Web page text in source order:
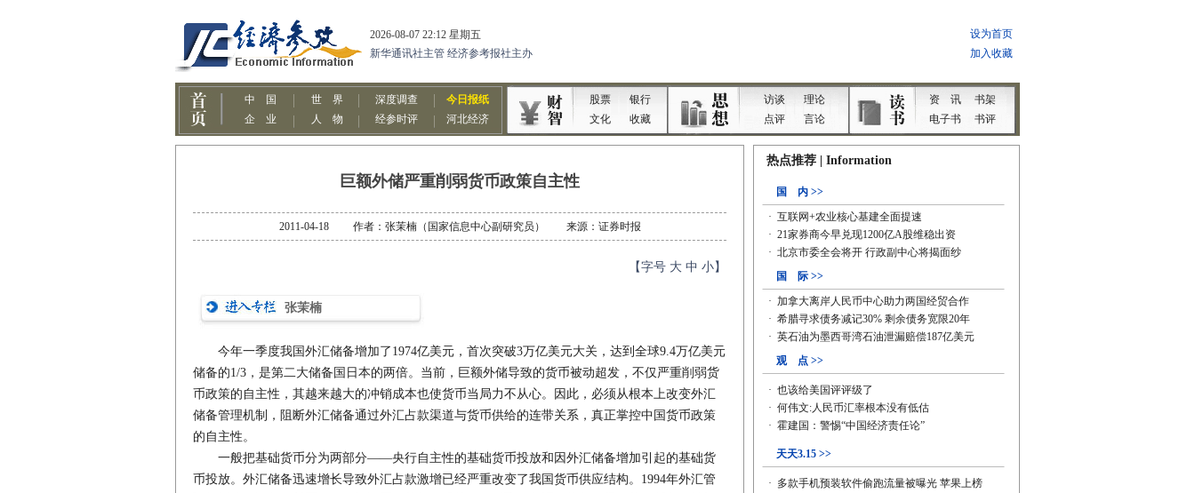
巨额外储严重削弱货币政策自主性
2011-04-18 作者：张茉楠（国家信息中心副研究员） 来源：证券时报
【字号 大 中 小】
张茉楠
今年一季度我国外汇储备增加了1974亿美元，首次突破3万亿美元大关，达到全球9.4万亿美元
储备的1/3，是第二大储备国日本的两倍。当前，巨额外储导致的货币被动超发，不仅严重削弱货
币政策的自主性，其越来越大的冲销成本也使货币当局力不从心。因此，必须从根本上改变外汇
储备管理机制，阻断外汇储备通过外汇占款渠道与货币供给的连带关系，真正掌控中国货币政策
的自主性。
一般把基础货币分为两部分——央行自主性的基础货币投放和因外汇储备增加引起的基础货
币投放。外汇储备迅速增长导致外汇占款激增已经严重改变了我国货币供应结构。1994年外汇管